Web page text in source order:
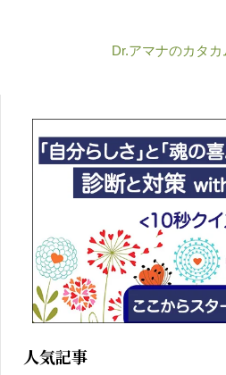
Dr.アマナのカタ
人気記事